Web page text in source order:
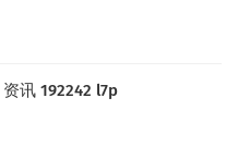
讯 192242 l7p